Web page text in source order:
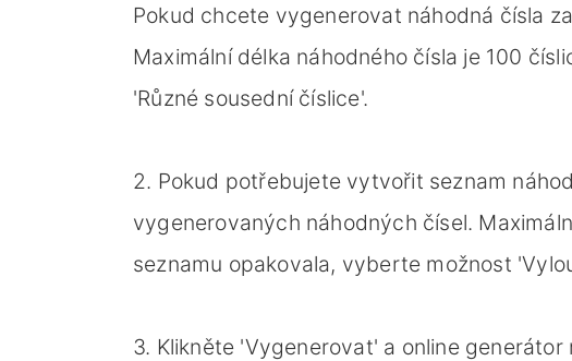
Pokud chcete vygenerovat náhodná čísla
Maximální délka náhodného čísla je 100
'Různé sousední číslice'.
2. Pokud potřebujete vytvořit seznam
vygenerovaných náhodných čísel.
seznamu opakovala, vyberte možnost
3. Klikněte 'Vygenerovat' a online